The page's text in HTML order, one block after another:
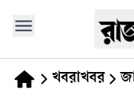
খবরাখবর